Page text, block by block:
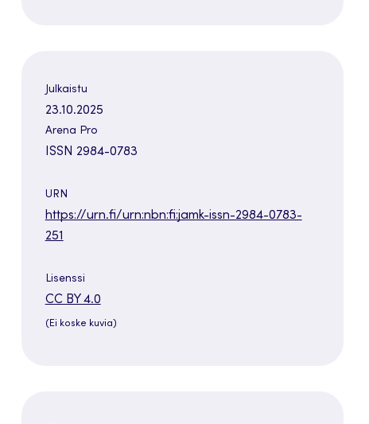
Julkaistu
23.10.2025
Arena Pro
ISSN 2984-0783
URN
https://urn.fi/urn:nbn:fi:jamk-issn-2984-0783-
251
Lisenssi
CC BY 4.0Avautuu
uuteen
(Ei koske kuvia)